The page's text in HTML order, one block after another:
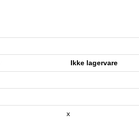
Ikke lagervare
x